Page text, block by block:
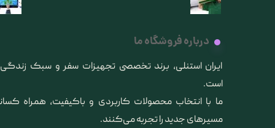
درباره فروشگاه ما
​ایران استنلی، برند تخصصی تجهیزات سفر و سبک
است.
ما با انتخاب محصولات کاربردی و باکیفیت، همراه
مسیرهای جدید را تجربه می‌کنند.